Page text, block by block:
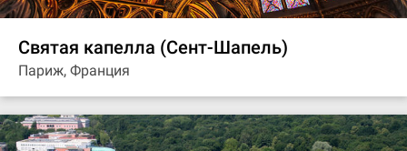
Святая капелла (Сент-Шапель)
Париж, Франция